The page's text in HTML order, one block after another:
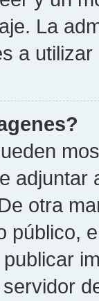
La
a
otra
público,